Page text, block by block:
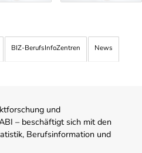
BIZ-BerufsInfoZentren News
und
– beschäftigt sich mit den
Berufsinformation und